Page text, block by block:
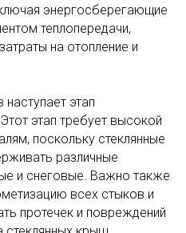
энергосберегающие
теплопередачи,
на отопление и
этап
этап требует высокой
поскольку стеклянные
различные
и снеговые. Важно также
всех стыков и
протечек и повреждений